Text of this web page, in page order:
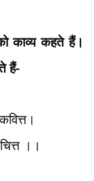
काव्य कहते हैं।
हैं-
।।